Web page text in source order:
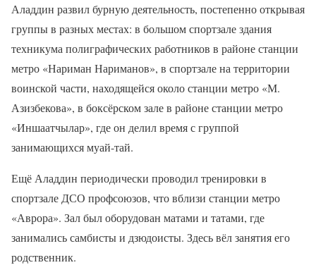
Аладдин развил бурную деятельность, постепенно открывая
группы в разных местах: в большом спортзале здания
техникума полиграфических работников в районе станции
метро «Нариман Нариманов», в спортзале на территории
воинской части, находящейся около станции метро «М.
Азизбекова», в боксёрском зале в районе станции метро
«Иншаатчылар», где он делил время с группой
занимающихся муай-тай.
Ещё Аладдин периодически проводил тренировки в
спортзале ДСО профсоюзов, что вблизи станции метро
«Аврора». Зал был оборудован матами и татами, где
занимались самбисты и дзюдоисты. Здесь вёл занятия его
родственник.